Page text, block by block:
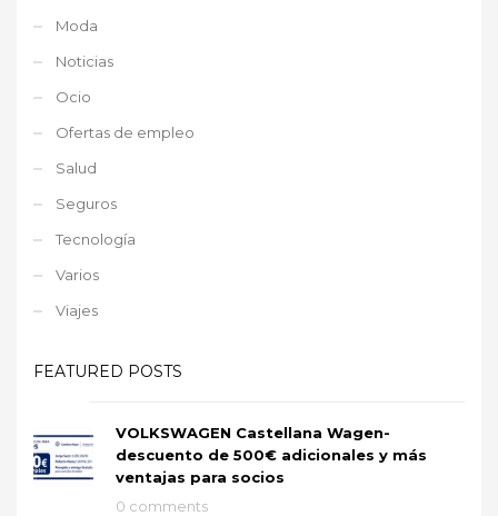
Moda
Noticias
Ocio
Ofertas de empleo
Salud
Seguros
Tecnología
Varios
Viajes
FEATURED POSTS
VOLKSWAGEN Castellana Wagen-
descuento de 500€ adicionales y más
ventajas para socios
0 comments